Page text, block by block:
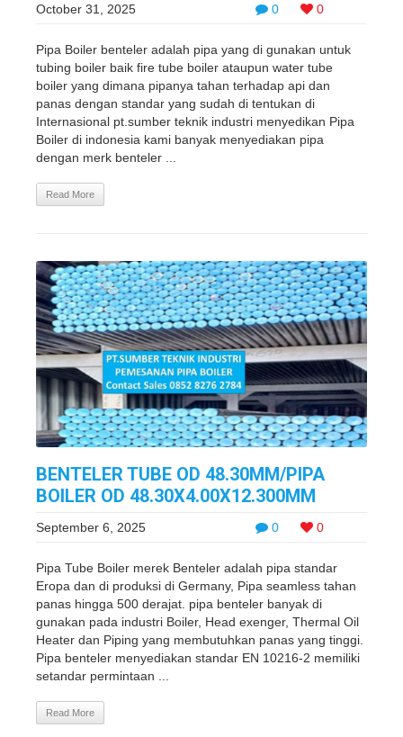
0 0
October 31, 2025
Pipa Boiler benteler adalah pipa yang di gunakan untuk
tubing boiler baik fire tube boiler ataupun water tube
boiler yang dimana pipanya tahan terhadap api dan
panas dengan standar yang sudah di tentukan di
Internasional pt.sumber teknik industri menyedikan Pipa
Boiler di indonesia kami banyak menyediakan pipa
dengan merk benteler ...
Read More
BENTELER TUBE OD 48.30MM/PIPA
BOILER OD 48.30X4.00X12.300MM
0 0
September 6, 2025
Pipa Tube Boiler merek Benteler adalah pipa standar
Eropa dan di produksi di Germany, Pipa seamless tahan
panas hingga 500 derajat. pipa benteler banyak di
gunakan pada industri Boiler, Head exenger, Thermal Oil
Heater dan Piping yang membutuhkan panas yang tinggi.
Pipa benteler menyediakan standar EN 10216-2 memiliki
setandar permintaan ...
Read More